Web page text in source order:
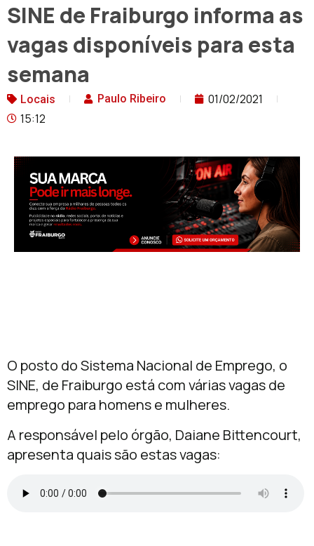
SINE de Fraiburgo informa as
vagas disponíveis para esta
semana
Locais Paulo Ribeiro
01/02/2021
15:12
O posto do Sistema Nacional de Emprego, o
SINE, de Fraiburgo está com várias vagas de
emprego para homens e mulheres.
A responsável pelo órgão, Daiane Bittencourt,
apresenta quais são estas vagas: